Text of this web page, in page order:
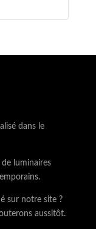
dans le
luminaires
sur notre site ?
aussitôt.